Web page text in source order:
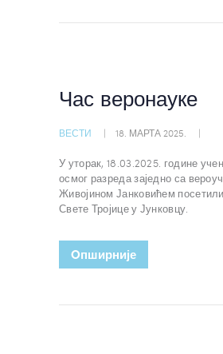
Час веронауке
ВЕСТИ 18. МАРТА 2025.
У уторак, 18.03.2025. године
осмог разреда заједно са
Живојином Јанковићем
Свете Тројице у Јунковцу.
Oпширније